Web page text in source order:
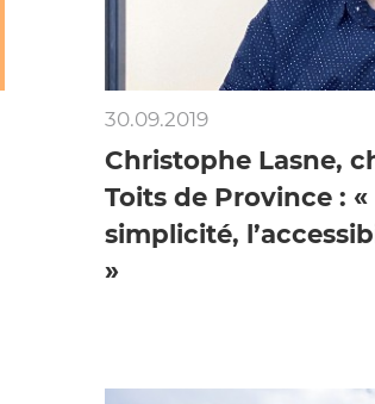
30.09.2019
Christophe Lasne,
Toits de Province :
simplicité,
»